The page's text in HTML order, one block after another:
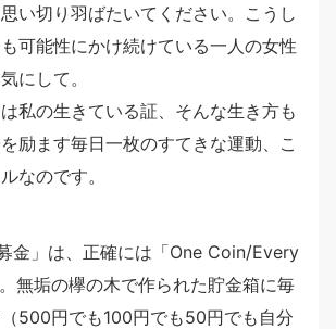
い切り羽ばたいてください。こうし
可能性にかけ続けている一人の女性
にして。
私の生きている証、そんな生き方も
励ます毎日一枚のすてきな運動、こ
なのです。
金」は、正確には「One Coin/Every
無垢の欅の木で作られた貯金箱に毎
500円でも100円でも50円でも自分